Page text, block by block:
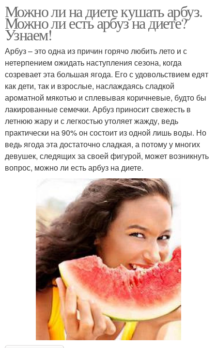
Можно ли на диете кушать арбуз.
Можно ли есть арбуз на диете?
Узнаем!
Арбуз – это одна из причин горячо любить лето и с
нетерпением ожидать наступления сезона, когда
созревает эта большая ягода. Его с удовольствием едят
как дети, так и взрослые, наслаждаясь сладкой
ароматной мякотью и сплевывая коричневые, будто бы
лакированные семечки. Арбуз приносит свежесть в
летнюю жару и с легкостью утоляет жажду, ведь
практически на 90% он состоит из одной лишь воды. Но
ведь ягода эта достаточно сладкая, а потому у многих
девушек, следящих за своей фигурой, может возникнуть
вопрос, можно ли есть арбуз на диете.